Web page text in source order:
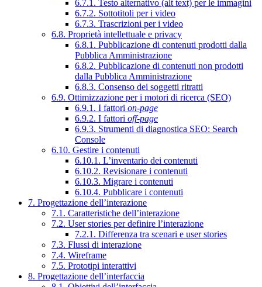
6.7.1. Testo alternativo (alt text) per le immagini
6.7.2. Sottotitoli per i video
6.7.3. Trascrizioni per i video
6.8. Proprietà intellettuale e privacy
6.8.1. Pubblicazione di contenuti prodotti dalla
Pubblica Amministrazione
6.8.2. Pubblicazione di contenuti non prodotti
dalla Pubblica Amministrazione
6.8.3. Consenso dei soggetti ritratti
6.9. Ottimizzazione per i motori di ricerca (SEO)
6.9.1. I fattori on-page
6.9.2. I fattori off-page
6.9.3. Strumenti di diagnostica SEO: Search
Console
6.10. Gestire i contenuti
6.10.1. L’inventario dei contenuti
6.10.2. Revisionare i contenuti
6.10.3. Migrare i contenuti
6.10.4. Pubblicare i contenuti
7. Progettazione dell’interazione
7.1. Caratteristiche dell’interazione
7.2. User stories per definire l’interazione
7.2.1. Differenza tra scenari e user stories
7.3. Flussi di interazione
7.4. Wireframe
7.5. Prototipi interattivi
8. Progettazione dell’interfaccia